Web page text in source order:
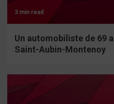
3 min read
Un automobiliste de 69
Saint-Aubin-Montenoy